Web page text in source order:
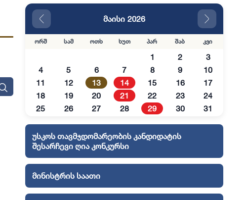
მაისი 2026
ორშ სამ ოთხ ხუთ პარ შაბ კვი
1 2
3
4
5 6 7 8 9
10
11
12 13 14 15 16
17
18
19 20 21 22 23
24
25
26 27 28 29 30 31
უსკოს თავმჯდომარეობის კანდიდატის
შესარჩევი ღია კონკურსი
მინისტრის საათი